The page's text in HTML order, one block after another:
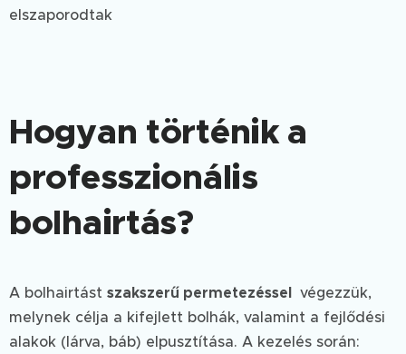
elszaporodtak
Hogyan történik a
professzionális
bolhairtás?
A bolhairtást szakszerű permetezéssel végezzük,
melynek célja a kifejlett bolhák, valamint a fejlődési
alakok (lárva, báb) elpusztítása. A kezelés során: